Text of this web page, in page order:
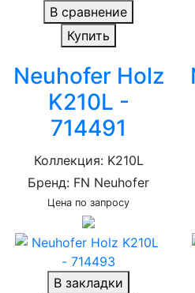
В сравнение
Купить
Neuhofer Holz
K210L -
714491
Коллекция: K210L
Бренд: FN Neuhofer
Цена по запросу
В закладки